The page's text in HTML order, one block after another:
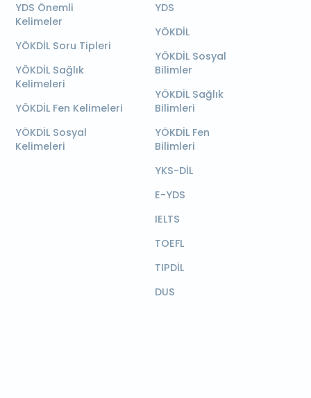
YDS Önemli
Kelimeler
YÖKDİL Soru Tipleri
YÖKDİL Sağlık
Kelimeleri
YÖKDİL Fen Kelimeleri
YÖKDİL Sosyal
Kelimeleri
YDS
YÖKDİL
YÖKDİL Sosyal
Bilimler
YÖKDİL Sağlık
Bilimleri
YÖKDİL Fen
Bilimleri
YKS-DİL
E-YDS
IELTS
TOEFL
TIPDİL
DUS